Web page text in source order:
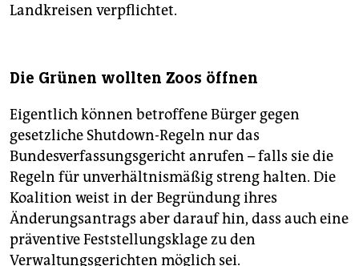
Landkreisen verpflichtet.
Die Grünen wollten Zoos öffnen
Eigentlich können betroffene Bürger gegen
gesetzliche Shutdown-Regeln nur das
Bundesverfassungsgericht anrufen – falls sie die
Regeln für unverhältnismäßig streng halten. Die
Koalition weist in der Begründung ihres
Änderungsantrags aber darauf hin, dass auch eine
präventive Feststellungsklage zu den
Verwaltungsgerichten möglich sei.